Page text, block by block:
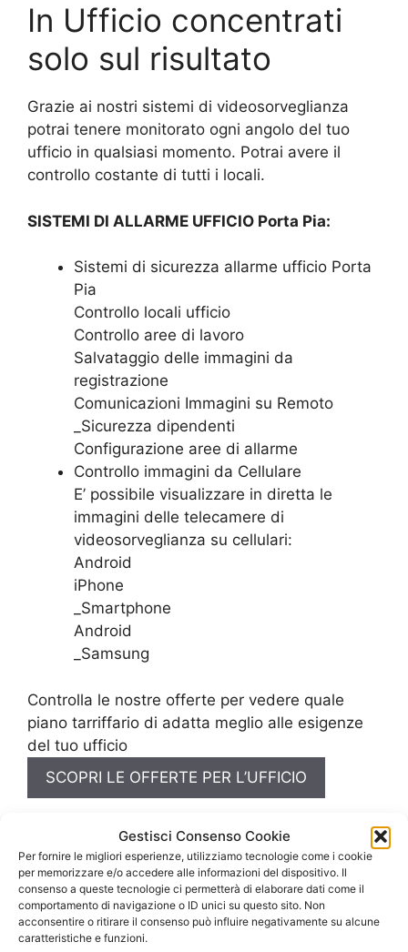
Gestisci Consenso Cookie
Per fornire le migliori esperienze, utilizziamo tecnologie come i cookie
per memorizzare e/o accedere alle informazioni del dispositivo. Il
consenso a queste tecnologie ci permetterà di elaborare dati come il
comportamento di navigazione o ID unici su questo sito. Non
acconsentire o ritirare il consenso può influire negativamente su alcune
caratteristiche e funzioni.
In Ufficio concentrati
solo sul risultato
Grazie ai nostri sistemi di videosorveglianza
potrai tenere monitorato ogni angolo del tuo
ufficio in qualsiasi momento. Potrai avere il
controllo costante di tutti i locali.
SISTEMI DI ALLARME UFFICIO Porta Pia:
Sistemi di sicurezza allarme ufficio Porta
Pia
Controllo locali ufficio
Controllo aree di lavoro
Salvataggio delle immagini da
registrazione
Comunicazioni Immagini su Remoto
_Sicurezza dipendenti
Configurazione aree di allarme
Controllo immagini da Cellulare
E’ possibile visualizzare in diretta le
immagini delle telecamere di
videosorveglianza su cellulari:
Android
iPhone
_Smartphone
Android
_Samsung
Controlla le nostre offerte per vedere quale
piano tarriffario di adatta meglio alle esigenze
del tuo ufficio
SCOPRI LE OFFERTE PER L’UFFICIO